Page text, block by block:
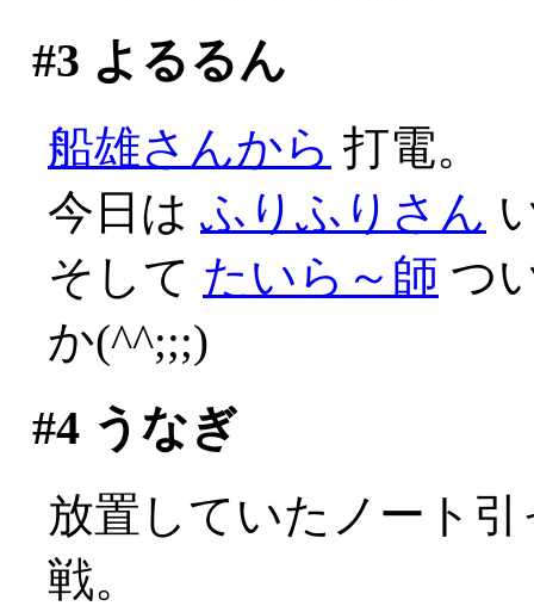
#3 よるるん
船雄さんから 打電。
今日は ふりふりさん
そして たいら～師 つ
か(^^;;;)
#4うなぎ
放置していたノート
戦。